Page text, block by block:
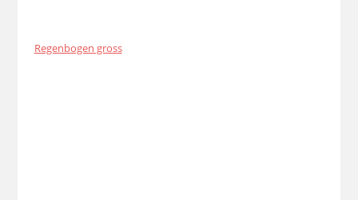
Regenbogen gross